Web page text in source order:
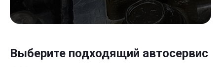
Выберите подходящий автосервис